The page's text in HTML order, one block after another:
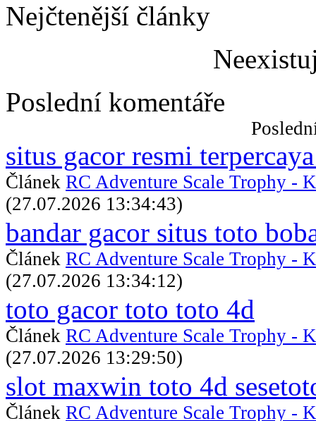
Nejčtenější články
Poslední komentáře
situs gacor resmi
Článek RC Adventure Scale Trophy -
(27.07.2026 13:34:43)
bandar gacor situs toto
Článek RC Adventure Scale Trophy -
(27.07.2026 13:34:12)
toto gacor toto toto 4d
Článek RC Adventure Scale Trophy -
(27.07.2026 13:29:50)
slot maxwin toto 4d
Článek RC Adventure Scale Trophy -